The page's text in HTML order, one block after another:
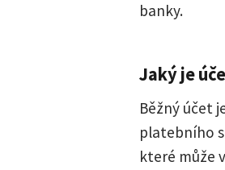
banky.
Jaký je
Běžný účet
platebního
které může